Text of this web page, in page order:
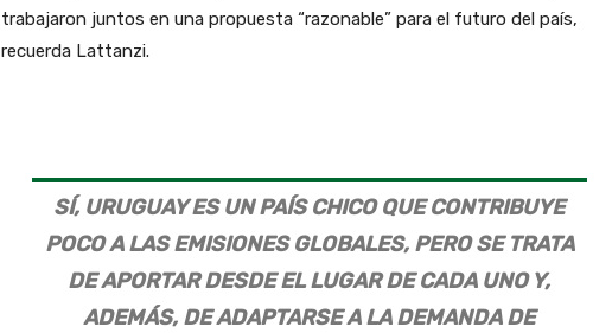
trabajaron juntos en una propuesta “razonable” para el futuro del país,
recuerda Lattanzi.
SÍ, URUGUAY ES UN PAÍS CHICO QUE CONTRIBUYE
POCO A LAS EMISIONES GLOBALES, PERO SE TRATA
DE APORTAR DESDE EL LUGAR DE CADA UNO Y,
ADEMÁS, DE ADAPTARSE A LA DEMANDA DE